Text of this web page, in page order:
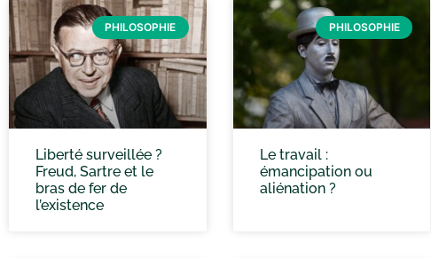
PHILOSOPHIE
Liberté surveillée ?
Freud, Sartre et le
bras de fer de
l’existence
PHILOSOPHIE
Le travail :
émancipation ou
aliénation ?